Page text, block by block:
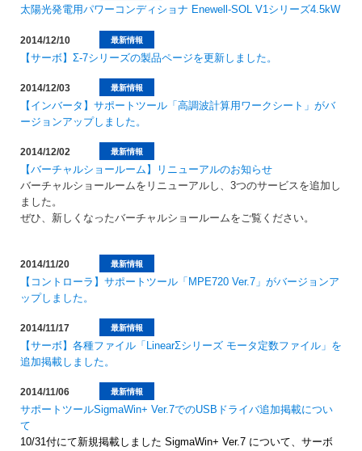
太陽光発電用パワーコンディショナ Enewell-SOL V1シリーズ4.5kW
最新情報
2014/12/10
【サーボ】Σ-7シリーズの製品ページを更新しました。
最新情報
2014/12/03
【インバータ】サポートツール「高調波計算用ワークシート」がバ
ージョンアップしました。
最新情報
2014/12/02
【バーチャルショールーム】リニューアルのお知らせ
バーチャルショールームをリニューアルし、3つのサービスを追加し
ました。
ぜひ、新しくなったバーチャルショールームをご覧ください。
最新情報
2014/11/20
【コントローラ】サポートツール「MPE720 Ver.7」がバージョンア
ップしました。
最新情報
2014/11/17
【サーボ】各種ファイル「LinearΣシリーズ モータ定数ファイル」を
追加掲載しました。
最新情報
2014/11/06
サポートツールSigmaWin+ Ver.7でのUSBドライバ追加掲載につい
て
10/31付にて新規掲載しました SigmaWin+ Ver.7 について、サーボ